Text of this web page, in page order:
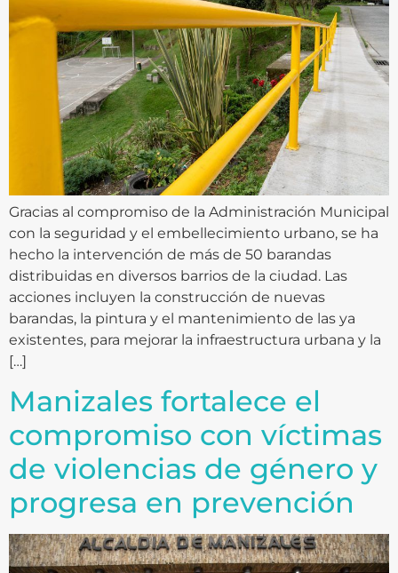
Gracias al compromiso de la Administración Municipal
con la seguridad y el embellecimiento urbano, se ha
hecho la intervención de más de 50 barandas
distribuidas en diversos barrios de la ciudad. Las
acciones incluyen la construcción de nuevas
barandas, la pintura y el mantenimiento de las ya
existentes, para mejorar la infraestructura urbana y la
[…]
Manizales fortalece el
compromiso con víctimas
de violencias de género y
progresa en prevención